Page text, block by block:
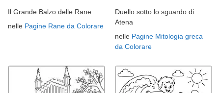
Il Grande Balzo delle Rane
nelle Pagine Rane da Colorare
Duello sotto lo sguardo di
Atena
nelle Pagine Mitologia greca
da Colorare